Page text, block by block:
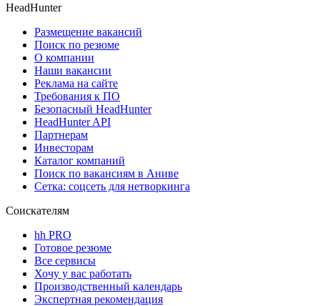
HeadHunter
Размещение вакансий
Поиск по резюме
О компании
Наши вакансии
Реклама на сайте
Требования к ПО
Безопасный HeadHunter
HeadHunter API
Партнерам
Инвесторам
Каталог компаний
Поиск по вакансиям в Аниве
Сетка: соцсеть для нетворкинга
Соискателям
hh PRO
Готовое резюме
Все сервисы
Хочу у вас работать
Производственный календарь
Экспертная рекомендация